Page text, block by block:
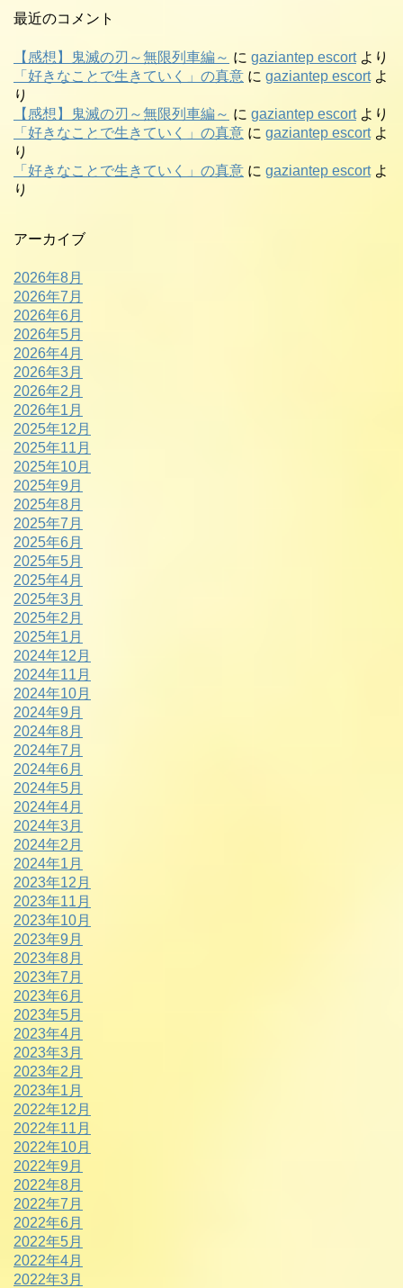
最近のコメント
【感想】鬼滅の刃～無限列車編～ に gaziantep escortより
「好きなことで生きていく」の真意 に gaziantep escortよ
り
【感想】鬼滅の刃～無限列車編～ に gaziantep escortより
「好きなことで生きていく」の真意 に gaziantep escortよ
り
「好きなことで生きていく」の真意 に gaziantep escortよ
り
アーカイブ
2026年8月
2026年7月
2026年6月
2026年5月
2026年4月
2026年3月
2026年2月
2026年1月
2025年12月
2025年11月
2025年10月
2025年9月
2025年8月
2025年7月
2025年6月
2025年5月
2025年4月
2025年3月
2025年2月
2025年1月
2024年12月
2024年11月
2024年10月
2024年9月
2024年8月
2024年7月
2024年6月
2024年5月
2024年4月
2024年3月
2024年2月
2024年1月
2023年12月
2023年11月
2023年10月
2023年9月
2023年8月
2023年7月
2023年6月
2023年5月
2023年4月
2023年3月
2023年2月
2023年1月
2022年12月
2022年11月
2022年10月
2022年9月
2022年8月
2022年7月
2022年6月
2022年5月
2022年4月
2022年3月